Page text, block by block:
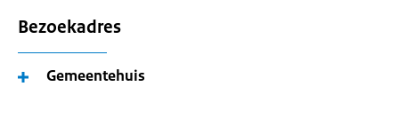
Bezoekadres
Gemeentehuis